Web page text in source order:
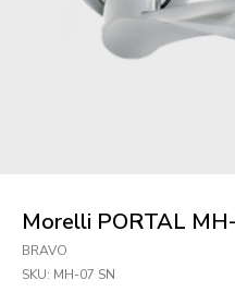
Morelli PORTAL
BRAVO
SKU: MH-07 SN